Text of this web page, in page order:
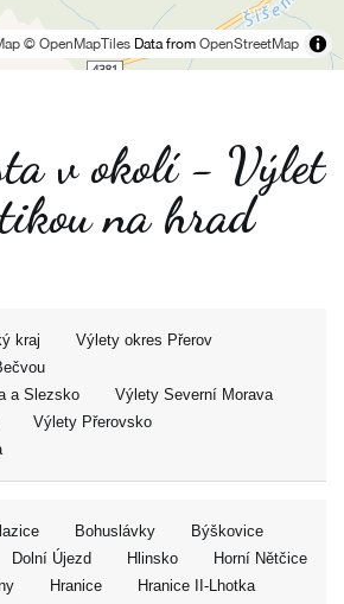
© OpenMapTiles Data from OpenStreetMap
v okolí - Výlet
na hrad
kraj
Výlety okres Přerov
a Slezsko
Výlety Severní Morava
Výlety Přerovsko
Bohuslávky
Býškovice
Dolní Újezd Hlinsko
Horní Nětčice
Hranice
Hranice II-Lhotka